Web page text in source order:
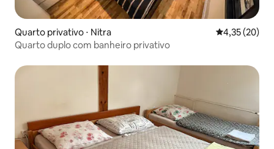
Quarto privativo ⋅ Nitra 4,35 de uma
4,35 (20)
Quarto duplo com banheiro privativo